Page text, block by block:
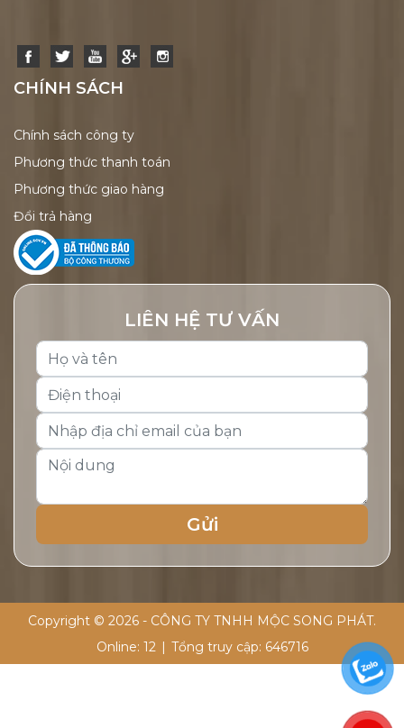
CHÍNH SÁCH
Chính sách công ty
Phương thức thanh toán
Phương thức giao hàng
Đổi trả hàng
LIÊN HỆ TƯ VẤN
Copyright © 2026 - CÔNG TY TNHH MỘC SONG PHÁT.
Online: 12 Tổng truy cập: 646716